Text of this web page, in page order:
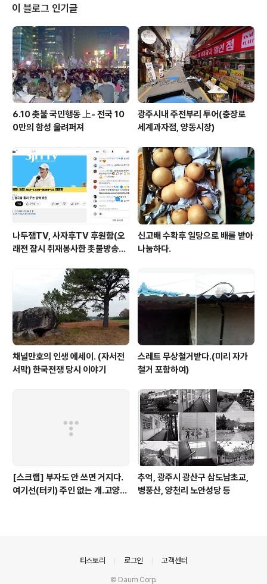
이 블로그 인기글
6.10 촛불 국민행동 上- 전국 10
0만의 함성 울려퍼져
광주시내 주전부리 투어(충장로
세계과자점, 양동시장)
나두잼TV, 사자후TV 후원함(오
래전 잠시 취재봉사한 촛불방송
신고배 수확후 일당으로 배를 받아
나눔하다.
채널만호의 인생 에세이. (자서전
서막) 한국전쟁 당시 이야기
스레트 무상철거받다.(미리 자가
철거 포함하여)
[스크랩] 부자도 안 쓰면 거지다.
여기선(터키) 주인 없는 개.고양이
추억, 광주시 광산구 삼도남초교,
병풍산, 양천리 노안성당 등
티스토리 로그인 고객센터
© Daum Corp.